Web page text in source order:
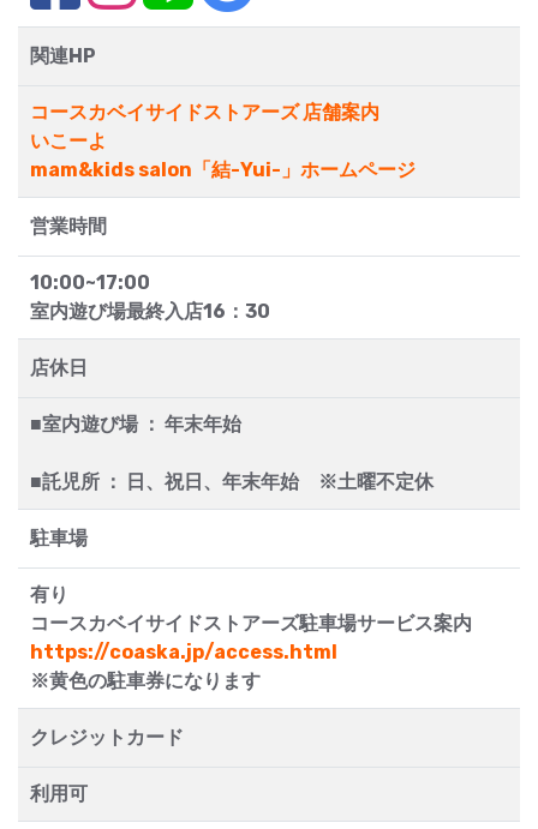
関連HP
コースカベイサイドストアーズ 店舗案内
いこーよ
mam&kids salon「結-Yui-」ホームページ
営業時間
10:00~17:00
室内遊び場最終入店16：30
店休日
■室内遊び場 ： 年末年始
■託児所 ： 日、祝日、年末年始 ※土曜不定休
駐車場
有り
コースカベイサイドストアーズ駐車場サービス案内
https://coaska.jp/access.html
※黄色の駐車券になります
クレジットカード
利用可